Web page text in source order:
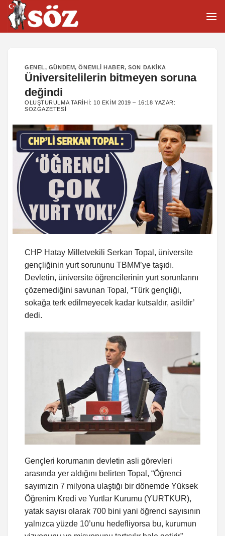
İçeriğe
atla
GENEL, GÜNDEM,ÖNEMLI HABER,SON DAKIKA
Üniversitelilerin bitmeyen soruna
değindi
OLUŞTURULMA TARIHI: 10 EKIM 2019 – 16:18 YAZAR:
SOZGAZETESI
CHP Hatay Milletvekili Serkan Topal, üniversite
gençliğinin yurt sorununu TBMM’ye taşıdı.
Devletin, üniversite öğrencilerinin yurt sorunlarını
çözemediğini savunan Topal, “Türk gençliği,
sokağa terk edilmeyecek kadar kutsaldır, asildir’
dedi.
Gençleri korumanın devletin asli görevleri
arasında yer aldığını belirten Topal, “Öğrenci
sayımızın 7 milyona ulaştığı bir dönemde Yüksek
Öğrenim Kredi ve Yurtlar Kurumu (YURTKUR),
yatak sayısı olarak 700 bini yani öğrenci sayısının
yalnızca yüzde 10’unu hedefliyorsa bu, kurumun